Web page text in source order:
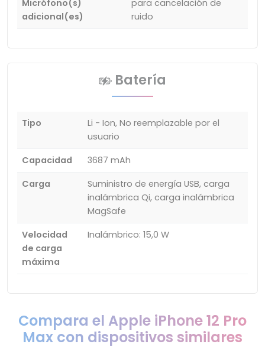
Micrófono(s)
adicional(es)
para cancelación de
ruido
Batería
Tipo
Li - Ion, No reemplazable por el
usuario
Capacidad
3687 mAh
Carga
Suministro de energía USB, carga
inalámbrica Qi, carga inalámbrica
MagSafe
Velocidad
de carga
máxima
Inalámbrico: 15,0 W
Compara el Apple iPhone 12 Pro
Max con dispositivos similares